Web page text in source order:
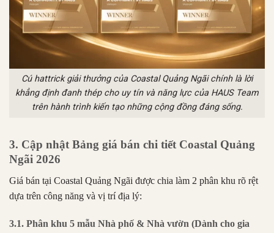
Cú hattrick giải thưởng của Coastal Quảng Ngãi chính là lời
khẳng định đanh thép cho uy tín và năng lực của HAUS Team
trên hành trình kiến tạo những cộng đồng đáng sống.
3. Cập nhật Bảng giá bán chi tiết Coastal Quảng
Ngãi 2026
Giá bán tại Coastal Quảng Ngãi được chia làm 2 phân khu rõ rệt
dựa trên công năng và vị trí địa lý:
3.1. Phân khu 5 mẫu Nhà phố & Nhà vườn (Dành cho gia